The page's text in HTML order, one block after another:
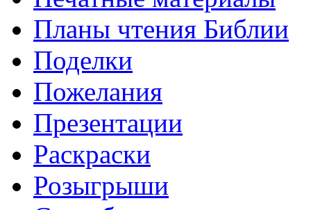
Планы чтения Библии
Поделки
Пожелания
Презентации
Раскраски
Розыгрыши